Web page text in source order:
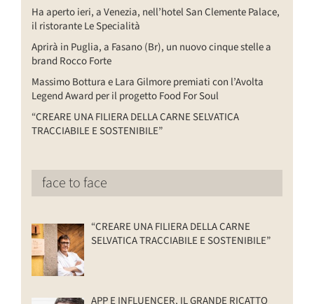
Ha aperto ieri, a Venezia, nell’hotel San Clemente Palace,
il ristorante Le Specialità
Aprirà in Puglia, a Fasano (Br), un nuovo cinque stelle a
brand Rocco Forte
Massimo Bottura e Lara Gilmore premiati con l’Avolta
Legend Award per il progetto Food For Soul
“CREARE UNA FILIERA DELLA CARNE SELVATICA
TRACCIABILE E SOSTENIBILE”
face to face
“CREARE UNA FILIERA DELLA CARNE
SELVATICA TRACCIABILE E SOSTENIBILE”